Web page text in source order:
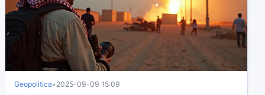
Geopolitica• 2025-09-09 15:09